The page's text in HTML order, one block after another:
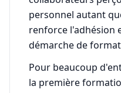
personnel autant
renforce l'adhésion
démarche de
Pour beaucoup
la première